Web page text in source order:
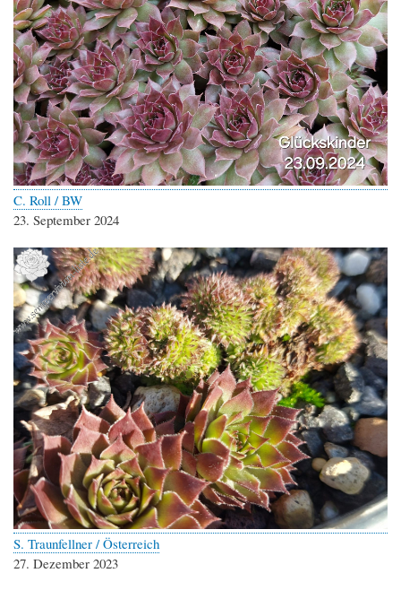
C. Roll / BW
23. September 2024
S. Traunfellner / Österreich
27. Dezember 2023